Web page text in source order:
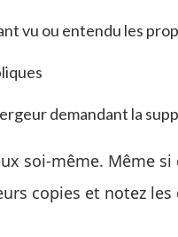
vu ou entendu les
demandant la
soi-même. Même si
copies et notez